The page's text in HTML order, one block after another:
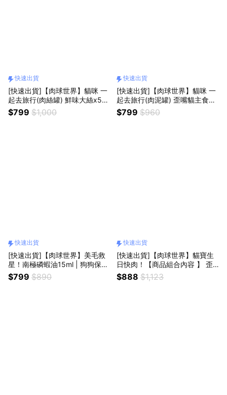
快速出貨
[快速出貨]【肉球世界】貓咪 一
起去旅行(肉絲罐) 鮮味大絲x5
+南極磷蝦試吃包x5
$799 $1,000
快速出貨
[快速出貨]【肉球世界】貓咪 一
起去旅行(肉泥罐) 歪嘴貓主食罐
x5+南極磷蝦試吃包x5
$799 $960
快速出貨
[快速出貨]【肉球世界】美毛救
星！南極磷蝦油15ml | 狗狗保健
品 | 護膚美毛
$799 $890
快速出貨
[快速出貨]【肉球世界】貓寶生
日快肉！【商品組合內容 】 歪
嘴貓主食罐x3(罐)+鮮味大絲主
食罐x3(罐)+蔬果小鈣條肉泥條x
$888 $1,123